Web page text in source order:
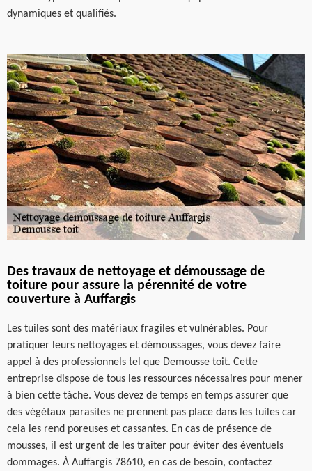
dynamiques et qualifiés.
Des travaux de nettoyage et démoussage de
toiture pour assure la pérennité de votre
couverture à Auffargis
Les tuiles sont des matériaux fragiles et vulnérables. Pour
pratiquer leurs nettoyages et démoussages, vous devez faire
appel à des professionnels tel que Demousse toit. Cette
entreprise dispose de tous les ressources nécessaires pour mener
à bien cette tâche. Vous devez de temps en temps assurer que
des végétaux parasites ne prennent pas place dans les tuiles car
cela les rend poreuses et cassantes. En cas de présence de
mousses, il est urgent de les traiter pour éviter des éventuels
dommages. À Auffargis 78610, en cas de besoin, contactez